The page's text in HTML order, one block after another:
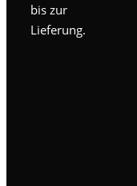
bis zur
Lieferung.